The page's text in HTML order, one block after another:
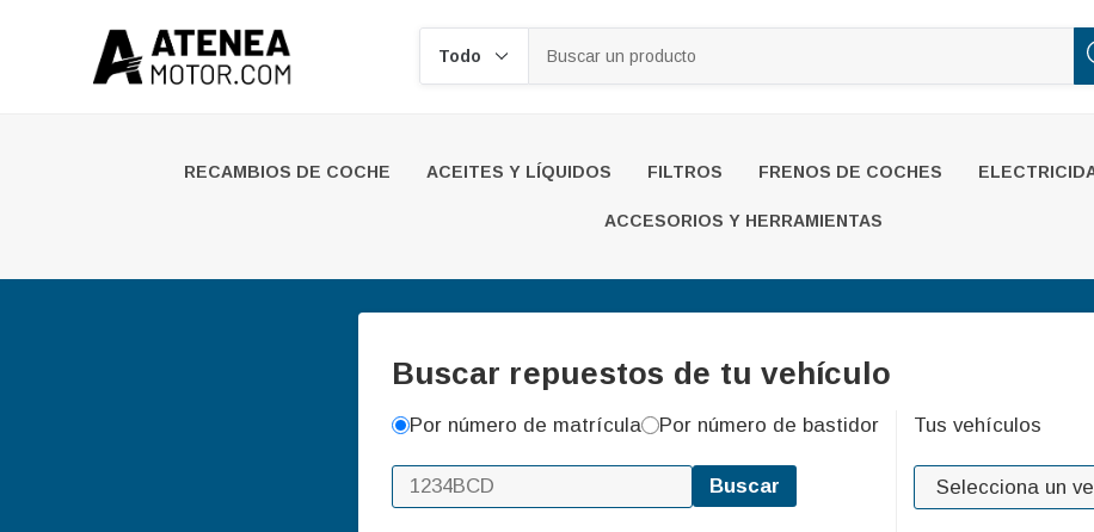
RECAMBIOS DE COCHE ACEITES Y LÍQUIDOS FILTROS FRENOS DE COCHES
ACCESORIOS Y HERRAMIENTAS
Buscar repuestos de tu vehículo
Por número de matrícula Por número de bastidor
Buscar
Tus vehículos